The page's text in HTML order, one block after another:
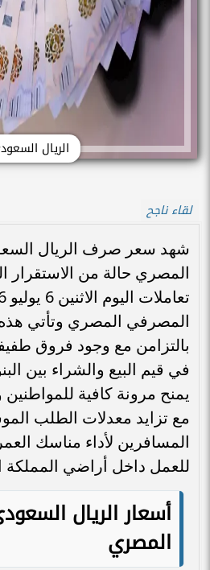
الريال
لقاء ناجح
شهد سعر صرف الريال
المصري حالة من
المصرفي المصري وتأتي هذه
بالتزامن مع وجود فروق
في قيم البيع والشراء بين
يمنح مرونة كافية
مع تزايد معدلات الطلب
المسافرين لأداء مناسك
للعمل داخل أراضي المملكة
أسعار الريال
المصري